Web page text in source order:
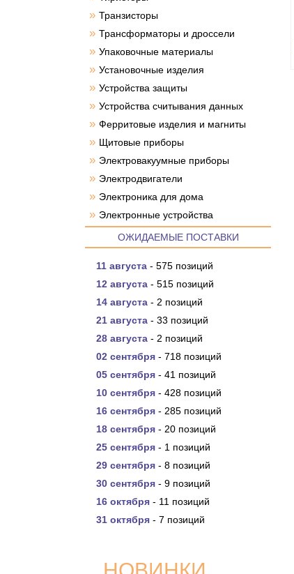
» Транзисторы
» Трансформаторы и дроссели
» Упаковочные материалы
» Установочные изделия
» Устройства защиты
» Устройства считывания данных
» Ферритовые изделия и магниты
» Щитовые приборы
» Электровакуумные приборы
» Электродвигатели
» Электроника для дома
» Электронные устройства
ОЖИДАЕМЫЕ ПОСТАВКИ
11 августа - 575 позиций
12 августа - 515 позиций
14 августа - 2 позиций
21 августа - 33 позиций
28 августа - 2 позиций
02 сентября - 718 позиций
05 сентября - 41 позиций
10 сентября - 428 позиций
16 сентября - 285 позиций
18 сентября - 20 позиций
25 сентября - 1 позиций
29 сентября - 8 позиций
30 сентября - 9 позиций
16 октября - 11 позиций
31 октября - 7 позиций